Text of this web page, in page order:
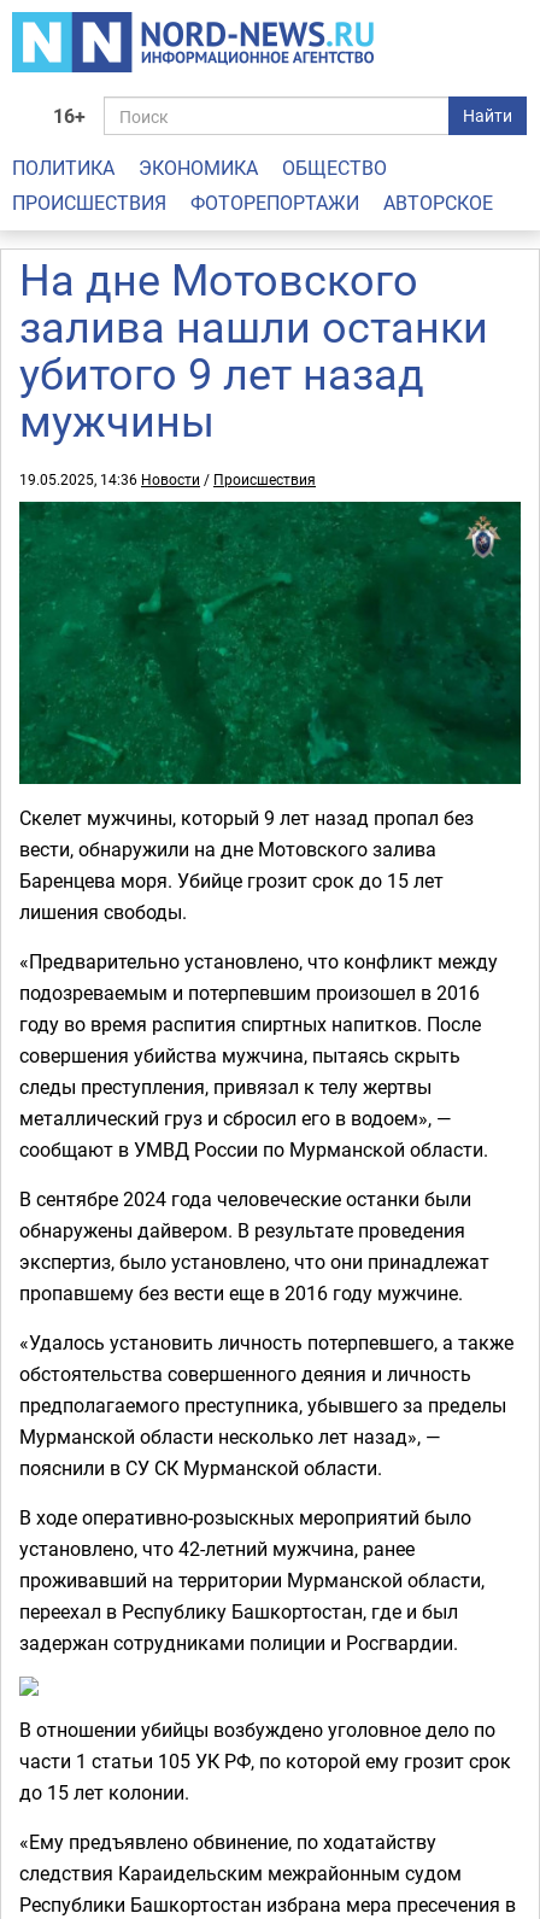
16+ Найти
ПОЛИТИКА ЭКОНОМИКА
ОБЩЕСТВО
ПРОИСШЕСТВИЯ
ФОТОРЕПОРТАЖИ АВТОРСКОЕ
На дне Мотовского
залива нашли останки
убитого 9 лет назад
мужчины
19.05.2025, 14:36 Новости / Происшествия
Скелет мужчины, который 9 лет назад пропал без
вести, обнаружили на дне Мотовского залива
Баренцева моря. Убийце грозит срок до 15 лет
лишения свободы.
«Предварительно установлено, что конфликт между
подозреваемым и потерпевшим произошел в 2016
году во время распития спиртных напитков. После
совершения убийства мужчина, пытаясь скрыть
следы преступления, привязал к телу жертвы
металлический груз и сбросил его в водоем», —
сообщают в УМВД России по Мурманской области.
В сентябре 2024 года человеческие останки были
обнаружены дайвером. В результате проведения
экспертиз, было установлено, что они принадлежат
пропавшему без вести еще в 2016 году мужчине.
«Удалось установить личность потерпевшего, а также
обстоятельства совершенного деяния и личность
предполагаемого преступника, убывшего за пределы
Мурманской области несколько лет назад», —
пояснили в СУ СК Мурманской области.
В ходе оперативно-розыскных мероприятий было
установлено, что 42-летний мужчина, ранее
проживавший на территории Мурманской области,
переехал в Республику Башкортостан, где и был
задержан сотрудниками полиции и Росгвардии.
В отношении убийцы возбуждено уголовное дело по
части 1 статьи 105 УК РФ, по которой ему грозит срок
до 15 лет колонии.
«Ему предъявлено обвинение, по ходатайству
следствия Караидельским межрайонным судом
Республики Башкортостан избрана мера пресечения в